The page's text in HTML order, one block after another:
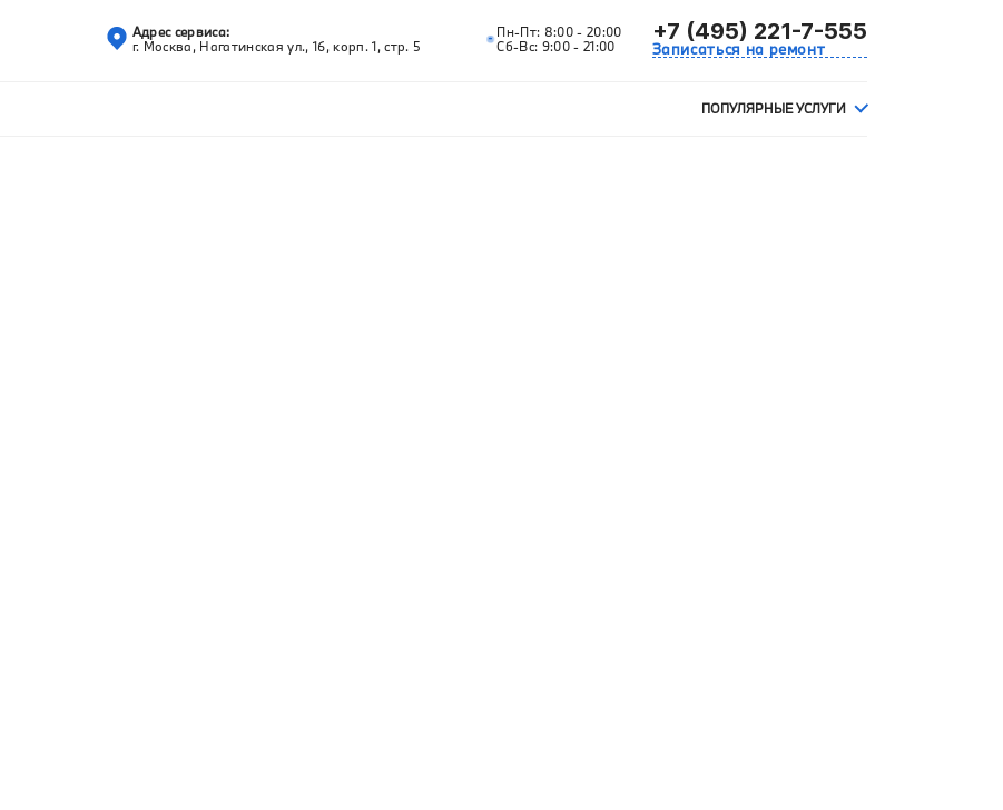
Адрес сервиса:
г. Москва, Нагатинская ул., 16, корп. 1, стр. 5
Пн-Пт: 8:00 - 20:00
Сб-Вс: 9:00 - 21:00
+7 (495) 221-7-555
Записаться на ремонт
ПОПУЛЯРНЫЕ УСЛУГИ